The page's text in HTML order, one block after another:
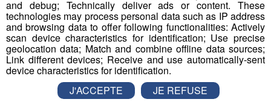
and debug; Technically deliver ads or content. These
technologies may process personal data such as IP address
and browsing data to offer following functionalities: Actively
scan device characteristics for identification; Use precise
geolocation data; Match and combine offline data sources;
Link different devices; Receive and use automatically-sent
device characteristics for identification.
J'ACCEPTE
JE REFUSE